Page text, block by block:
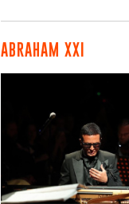
ABRAHAM XXI